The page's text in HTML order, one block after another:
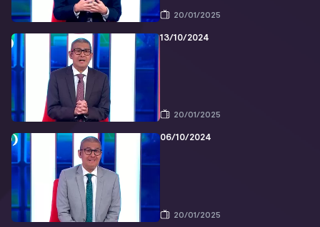
20/01/2025
13/10/2024
20/01/2025
06/10/2024
20/01/2025